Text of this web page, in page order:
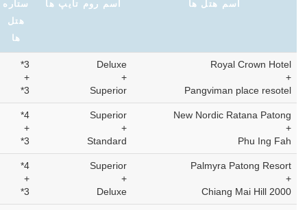
اسم هتل ها اسم روم تایپ ها
ستاره
هتل
ها
Royal Crown Hotel
+
Pangviman place resotel
Deluxe
+
Superior
3*
+
3*
New Nordic Ratana Patong
+
Phu Ing Fah
Superior
+
Standard
4*
+
3*
Palmyra Patong Resort
+
Chiang Mai Hill 2000
Superior
+
Deluxe
4*
+
3*